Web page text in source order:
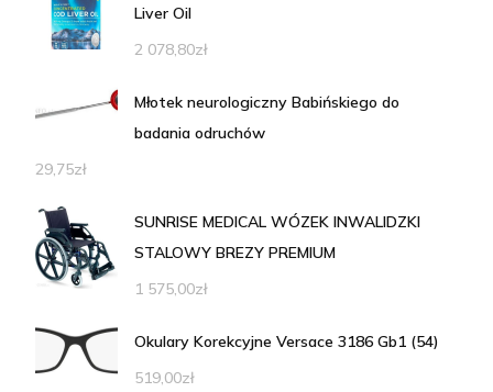
Liver Oil
2 078,80zł
Młotek neurologiczny Babińskiego do
badania odruchów
29,75zł
SUNRISE MEDICAL WÓZEK INWALIDZKI
STALOWY BREZY PREMIUM
1 575,00zł
Okulary Korekcyjne Versace 3186 Gb1 (54)
519,00zł